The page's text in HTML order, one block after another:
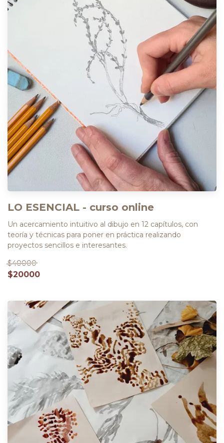
LO ESENCIAL - curso online
Un acercamiento intuitivo al dibujo en 12 capítulos, con
teoría y técnicas para poner en práctica realizando
proyectos sencillos e interesantes.
$40000
$20000